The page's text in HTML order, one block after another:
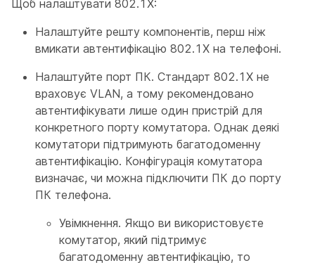
Щоб налаштувати 802.1X:
Налаштуйте решту компонентів, перш ніж
вмикати автентифікацію 802.1X на телефоні.
Налаштуйте порт ПК. Стандарт 802.1X не
враховує VLAN, а тому рекомендовано
автентифікувати лише один пристрій для
конкретного порту комутатора. Однак деякі
комутатори підтримують багатодоменну
автентифікацію. Конфігурація комутатора
визначає, чи можна підключити ПК до порту
ПК телефона.
Увімкнення. Якщо ви використовуєте
комутатор, який підтримує
багатодоменну автентифікацію, то